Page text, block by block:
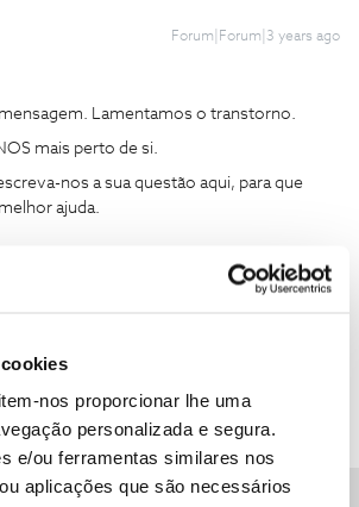
nos proporcionar lhe uma
personalizada e segura.
e/ou ferramentas similares nos
aplicações que são necessários
Forum|Forum|3 years ago
Lamentamos o transtorno.
mais perto de si.
nos a sua questão aqui, para que
ajuda.
através da opção "Seguir", para estar
novidades.